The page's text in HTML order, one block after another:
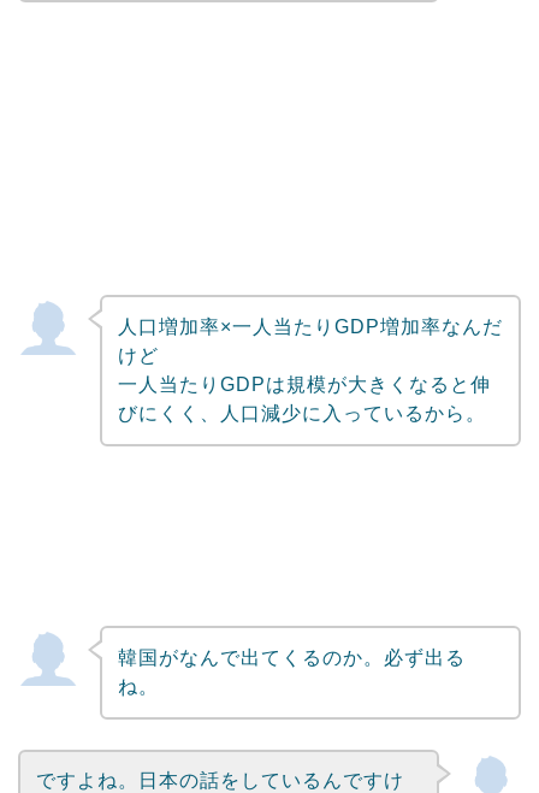
人口増加率×一人当たりGDP増加率なんだ
けど
一人当たりGDPは規模が大きくなると伸
びにくく、人口減少に入っているから。
韓国がなんで出てくるのか。必ず出る
ね。
ですよね。日本の話をしているんですけ